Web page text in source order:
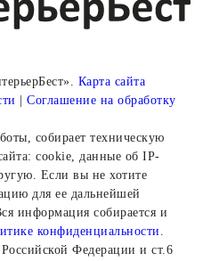
Карта сайта
| Соглашение на обработку
собирает техническую
cookie, данные об IP-
Если вы не хотите
для ее дальнейшей
информация собирается и
конфиденциальности
Федерации и ст.6